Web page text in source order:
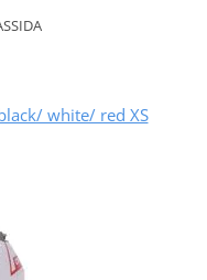
white/ red XS